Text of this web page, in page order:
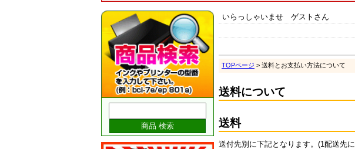
いらっしゃいませ ゲストさん
TOPページ > 送料とお支払い方法について
送料について
送料
送付先別に下記となります。(1配送先